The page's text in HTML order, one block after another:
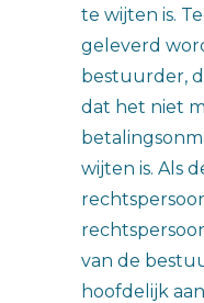
te wijten is.
geleverd
bestuurder,
dat het niet
wijten is. Als
van de
hoofdelijk